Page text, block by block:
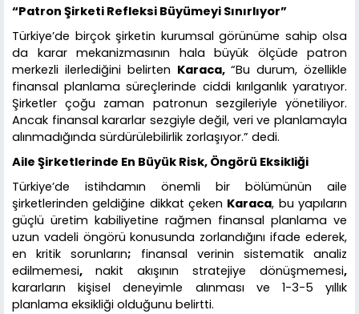
“Patron Şirketi Refleksi Büyümeyi Sınırlıyor”
Türkiye’de birçok şirketin kurumsal görünüme sahip olsa
da karar mekanizmasının hala büyük ölçüde patron
merkezli ilerlediğini belirten Karaca,“Bu durum, özellikle
finansal planlama süreçlerinde ciddi kırılganlık yaratıyor.
Şirketler çoğu zaman patronun sezgileriyle yönetiliyor.
Ancak finansal kararlar sezgiyle değil, veri ve planlamayla
alınmadığında sürdürülebilirlik zorlaşıyor.” dedi.
Aile Şirketlerinde En Büyük Risk, Öngörü Eksikliği
Türkiye’de istihdamın önemli bir bölümünün aile
şirketlerinden geldiğine dikkat çeken Karaca, bu yapıların
güçlü üretim kabiliyetine rağmen finansal planlama ve
uzun vadeli öngörü konusunda zorlandığını ifade ederek,
en kritik sorunların; finansal verinin sistematik analiz
edilmemesi, nakit akışının stratejiye dönüşmemesi,
kararların kişisel deneyimle alınması ve 1-3-5 yıllık
planlama eksikliği olduğunu belirtti.